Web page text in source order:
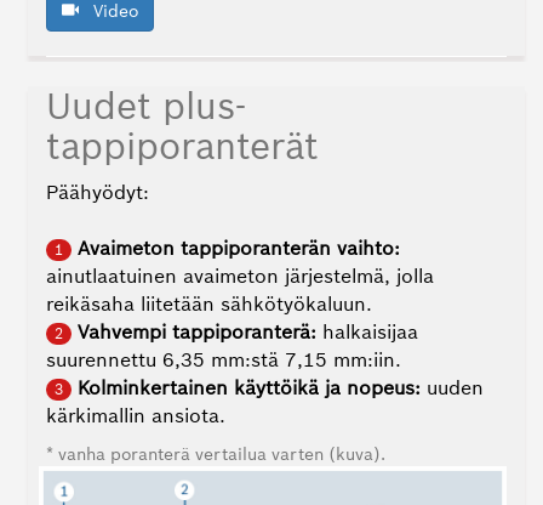
Video
Uudet plus-
tappiporanterät
Päähyödyt:
1
Avaimeton tappiporanterän vaihto:
ainutlaatuinen avaimeton järjestelmä, jolla
reikäsaha liitetään sähkötyökaluun.
2 Vahvempi tappiporanterä: halkaisijaa
suurennettu 6,35 mm:stä 7,15 mm:iin.
3 Kolminkertainen käyttöikä ja nopeus: uuden
kärkimallin ansiota.
* vanha poranterä vertailua varten (kuva).